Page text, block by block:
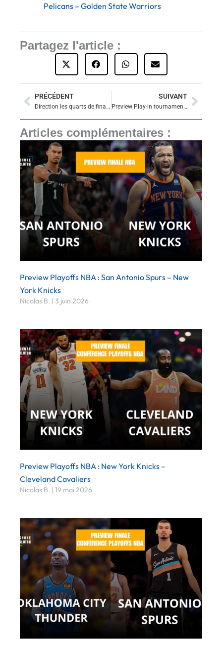
Pelicans – Golden State Warriors
Partagez l'article :
Précédent
PRÉCÉDENT
Direction les quarts de finales du In-Season Tournament pour les Lakers
SUIVANT
Preview Play-in tournament NBA : Sacramento Kings – Golden State Warriors
Articles complémentaires :
Preview Playoffs NBA : San Antonio Spurs – New
York Knicks
Nicolas B. 3 juin 2026
Preview Playoffs NBA : New York Knicks –
Cleveland Cavaliers
Nicolas B. 19 mai 2026